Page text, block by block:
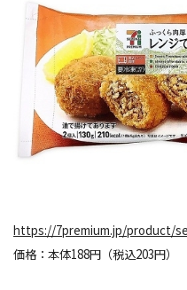
https://7premium.jp/product/
価格：本体188円（税込203円）